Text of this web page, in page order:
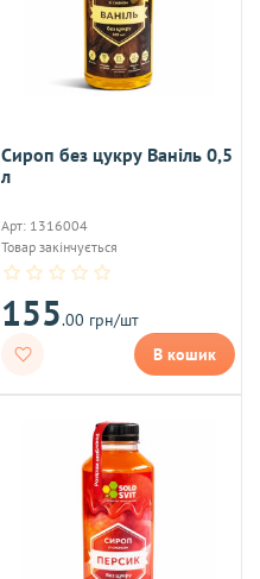
Сироп без цукру Ваніль 0,5
л
Арт: 1316004
Товар закінчується
155.00 грн/шт
В кошик